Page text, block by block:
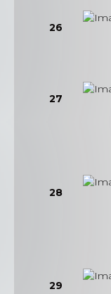
26
27
28
29